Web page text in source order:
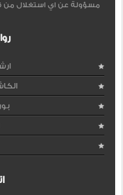
مسؤولة عن اي استغلال